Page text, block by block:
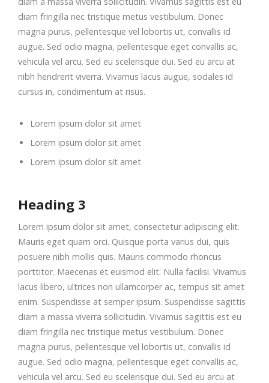
diam fringilla nec tristique metus vestibulum. Donec
magna purus, pellentesque vel lobortis ut, convallis id
augue. Sed odio magna, pellentesque eget convallis ac,
vehicula vel arcu. Sed eu scelerisque dui. Sed eu arcu at
nibh hendrerit viverra. Vivamus lacus augue, sodales id
cursus in, condimentum at risus.
Lorem ipsum dolor sit amet
Lorem ipsum dolor sit amet
Lorem ipsum dolor sit amet
Heading 3
Lorem ipsum dolor sit amet, consectetur adipiscing elit.
Mauris eget quam orci. Quisque porta varius dui, quis
posuere nibh mollis quis. Mauris commodo rhoncus
porttitor. Maecenas et euismod elit. Nulla facilisi. Vivamus
lacus libero, ultrices non ullamcorper ac, tempus sit amet
enim. Suspendisse at semper ipsum. Suspendisse sagittis
diam a massa viverra sollicitudin. Vivamus sagittis est eu
diam fringilla nec tristique metus vestibulum. Donec
magna purus, pellentesque vel lobortis ut, convallis id
augue. Sed odio magna, pellentesque eget convallis ac,
vehicula vel arcu. Sed eu scelerisque dui. Sed eu arcu at